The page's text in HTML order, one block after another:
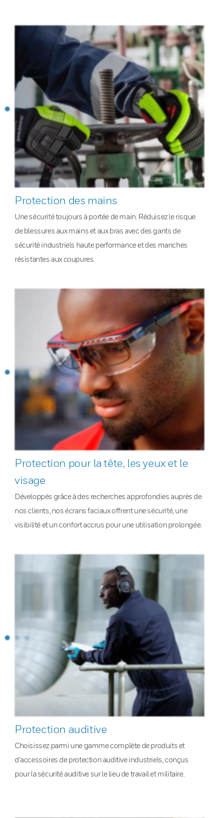
Protection des mains
Une sécurité toujours à portée de main. Réduisez le risque
de blessures aux mains et aux bras avec des gants de
sécurité industriels haute performance et des manches
résistantes aux coupures.
Protection pour la tête, les yeux et le
visage
Développés grâce à des recherches approfondies auprès de
nos clients, nos écrans faciaux offrent une sécurité, une
visibilité et un confort accrus pour une utilisation prolongée.
Protection auditive
Choisissez parmi une gamme complète de produits et
d’accessoires de protection auditive industriels, conçus
pour la sécurité auditive sur le lieu de travail et militaire.